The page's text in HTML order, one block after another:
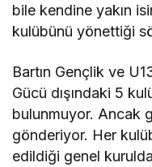
bile kendine yakın
kulübünü yönettiği
Bartın Gençlik ve
Gücü dışındaki 5
bulunmuyor. Ancak
gönderiyor. Her
edildiği genel